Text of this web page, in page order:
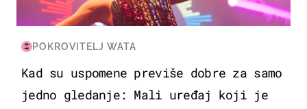
POKROVITELJ WATA
Kad su uspomene previše dobre za samo
jedno gledanje: Mali uređaj koji je